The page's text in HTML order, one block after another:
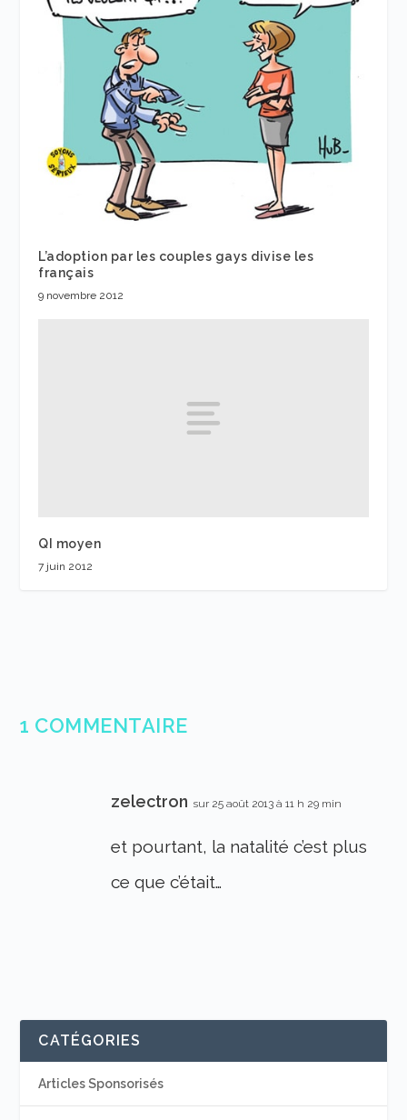
L’adoption par les couples gays divise les
français
9 novembre 2012
QI moyen
7 juin 2012
1 COMMENTAIRE
zelectron sur 25 août 2013 à 11 h 29 min
et pourtant, la natalité c’est plus
ce que c’était…
CATÉGORIES
Articles Sponsorisés